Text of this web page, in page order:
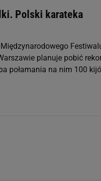
Polski karateka
planuje pobić
połamania na nim 100